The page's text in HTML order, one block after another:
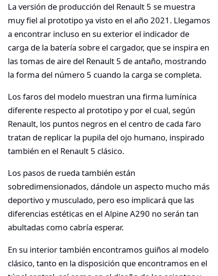
La versión de producción del Renault 5 se muestra
muy fiel al prototipo ya visto en el año 2021. Llegamos
a encontrar incluso en su exterior el indicador de
carga de la batería sobre el cargador, que se inspira en
las tomas de aire del Renault 5 de antaño, mostrando
la forma del número 5 cuando la carga se completa.
Los faros del modelo muestran una firma lumínica
diferente respecto al prototipo y por el cual, según
Renault, los puntos negros en el centro de cada faro
tratan de replicar la pupila del ojo humano, inspirado
también en el Renault 5 clásico.
Los pasos de rueda también están
sobredimensionados, dándole un aspecto mucho más
deportivo y musculado, pero eso implicará que las
diferencias estéticas en el Alpine A290 no serán tan
abultadas como cabría esperar.
En su interior también encontramos guiños al modelo
clásico, tanto en la disposición que encontramos en el